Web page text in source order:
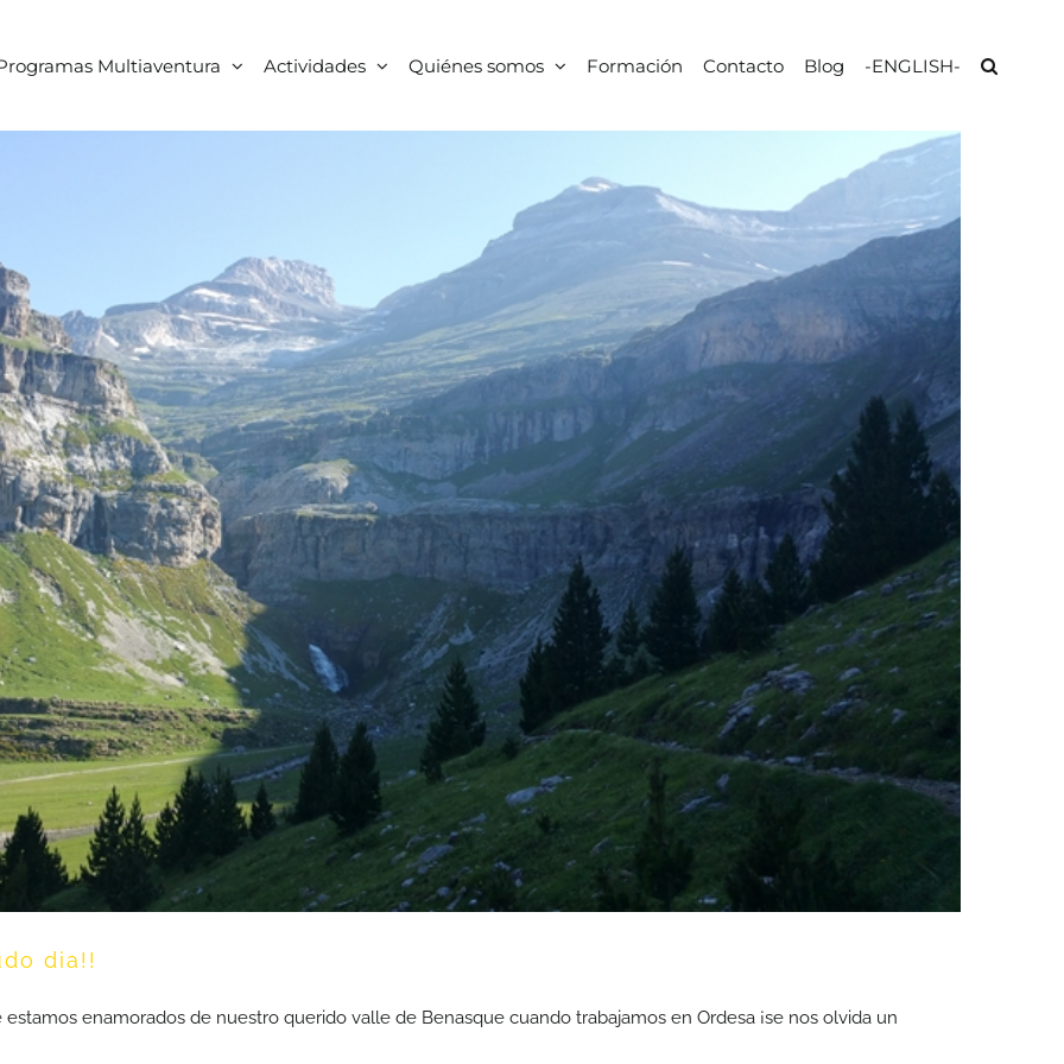
Multiaventura Actividades Quiénes somos Formación Contacto Blog -ENGLISH-
Nacional de Ordesa. ¡¡Menudo dia!!
dia!!
enamorados de nuestro querido valle de Benasque cuando trabajamos en Ordesa ¡se nos olvida un